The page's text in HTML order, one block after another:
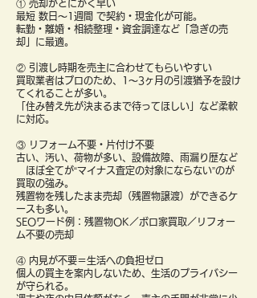
① 売却がとにかく早い
最短 数日〜1週間 で契約・現金化が可能。
転勤・離婚・相続整理・資金調達など「急ぎの売
却」に最適。
② 引渡し時期を売主に合わせてもらいやすい
買取業者はプロのため、1〜3ヶ月の引渡猶予を設け
てくれることが多い。
「住み替え先が決まるまで待ってほしい」など柔軟
に対応。
③ リフォーム不要・片付け不要
古い、汚い、荷物が多い、設備故障、雨漏り歴など
ほぼ全てが“マイナス査定の対象にならない”のが
買取の強み。
残置物を残したまま売却（残置物譲渡）ができるケ
ースも多い。
SEOワード例：残置物OK／ボロ家買取／リフォー
ム不要の売却
④ 内見が不要＝生活への負担ゼロ
個人の買主を案内しないため、生活のプライバシー
が守られる。